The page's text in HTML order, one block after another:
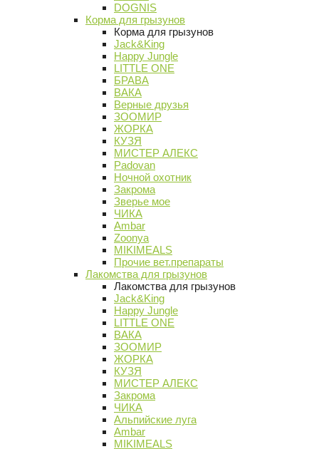
DOGNIS
Корма для грызунов
Корма для грызунов
Jack&King
Happy Jungle
LITTLE ONE
БРАВА
ВАКА
Верные друзья
ЗООМИР
ЖОРКА
КУЗЯ
МИСТЕР АЛЕКС
Padovan
Ночной охотник
Закрома
Зверье мое
ЧИКА
Ambar
Zoonya
MIKIMEALS
Прочие вет.препараты
Лакомства для грызунов
Лакомства для грызунов
Jack&King
Happy Jungle
LITTLE ONE
ВАКА
ЗООМИР
ЖОРКА
КУЗЯ
МИСТЕР АЛЕКС
Закрома
ЧИКА
Альпийские луга
Ambar
MIKIMEALS